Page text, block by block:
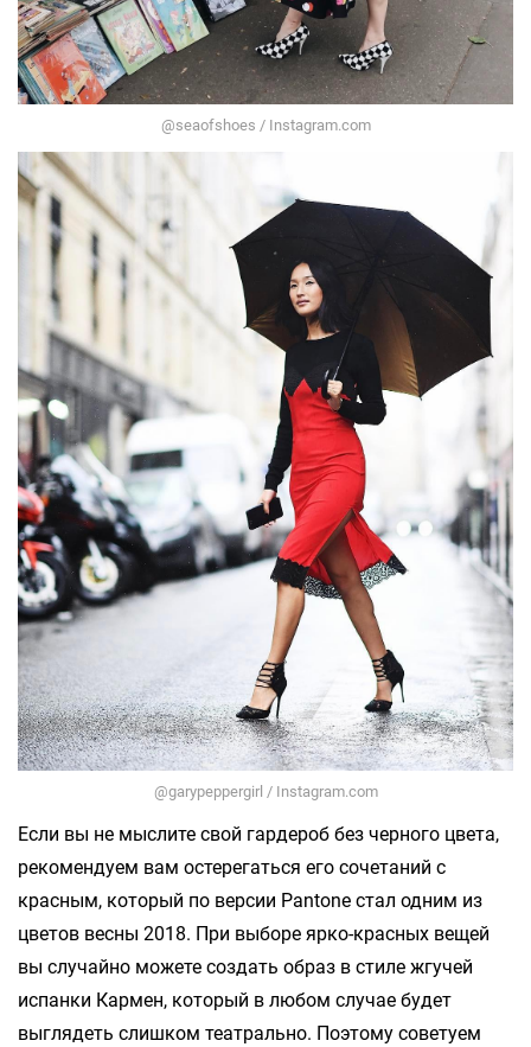
@seaofshoes / Instagram.com
@garypeppergirl / Instagram.com
Если вы не мыслите свой гардероб без черного цвета,
рекомендуем вам остерегаться его сочетаний с
красным, который по версии Pantone стал одним из
цветов весны 2018. При выборе ярко-красных вещей
вы случайно можете создать образ в стиле жгучей
испанки Кармен, который в любом случае будет
выглядеть слишком театрально. Поэтому советуем